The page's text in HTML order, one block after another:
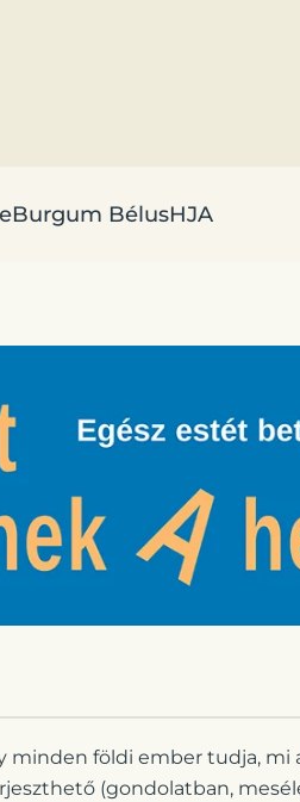
Burgum BélusHJA
minden földi ember tudja, mi
(gondolatban,